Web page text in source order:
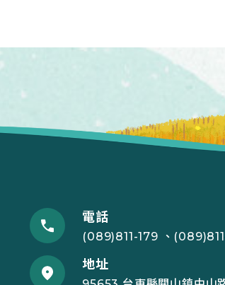
電話
(089)811-179 、
地址